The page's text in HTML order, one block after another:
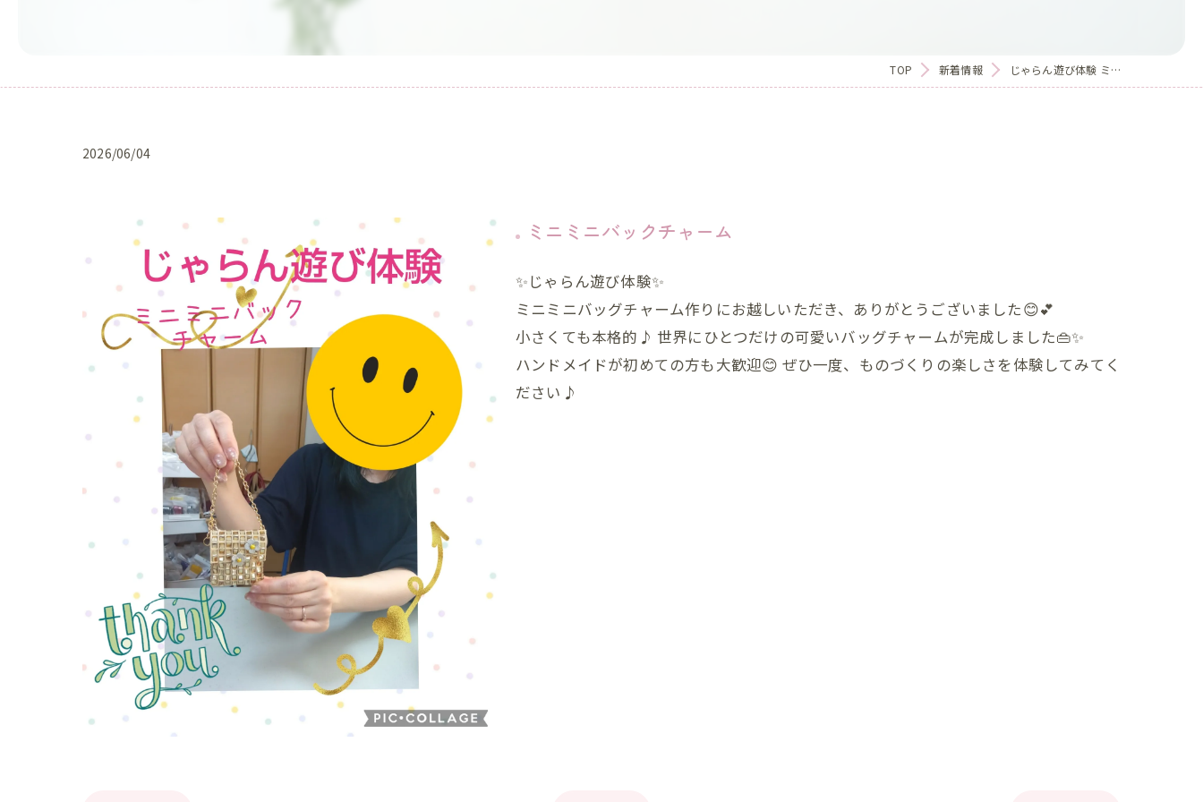
TOP 新着情報 じゃらん遊び体験 ミ…
2026/06/04
ミニミニバックチャーム
✨じゃらん遊び体験✨
ミニミニバッグチャーム作りにお越しいただき、ありがとうございました😊💕
小さくても本格的♪ 世界にひとつだけの可愛いバッグチャームが完成しました👜✨
ハンドメイドが初めての方も大歓迎😊 ぜひ一度、ものづくりの楽しさを体験してみてく
ださい♪